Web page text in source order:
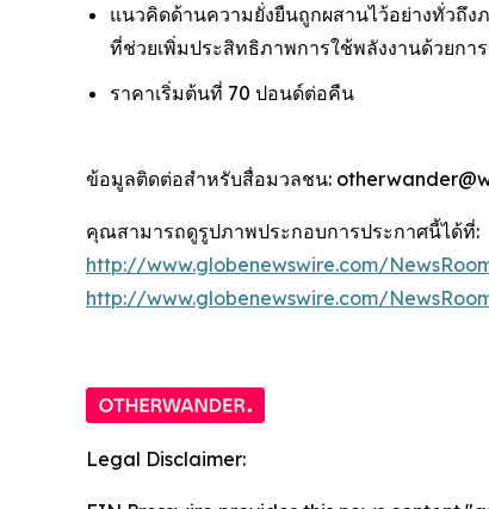
แนวคิดด้านความยั่งยืนถูกผสานไว้อย่างทั่วถึง
ที่ช่วยเพิ่มประสิทธิภาพการใช้พลังงานด้วยก
ราคาเริ่มต้นที่ 70 ปอนด์ต่อคืน
ข้อมูลติดต่อสำหรับสื่อมวลชน:
คุณสามารถดูรูปภาพประกอบการประกาศนี้ได้ที่:
http://www.globenewswire.com/
http://www.globenewswire.com/
Legal Disclaimer: